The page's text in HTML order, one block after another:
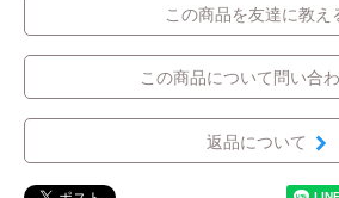
この商品を友達に教え
この商品について問い合
返品について